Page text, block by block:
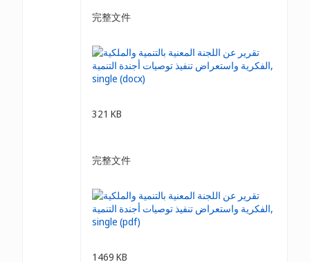
完整文件
321 KB
完整文件
1469 KB